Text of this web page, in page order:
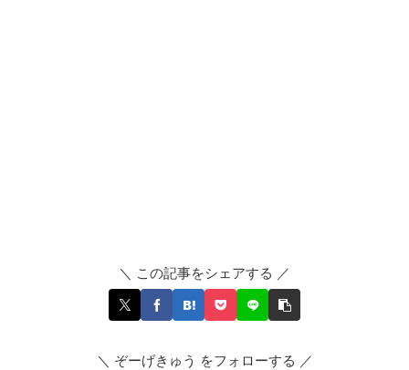
＼ この記事をシェアする ／
＼ ぞーげきゅう をフォローする ／